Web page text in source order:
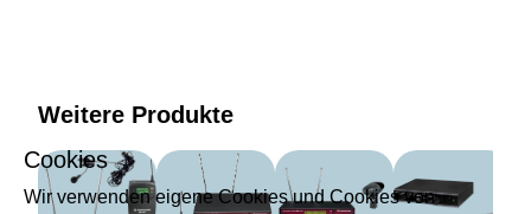
Cookies
Wir verwenden eigene Cookies und Cookies von
Weitere Produkte